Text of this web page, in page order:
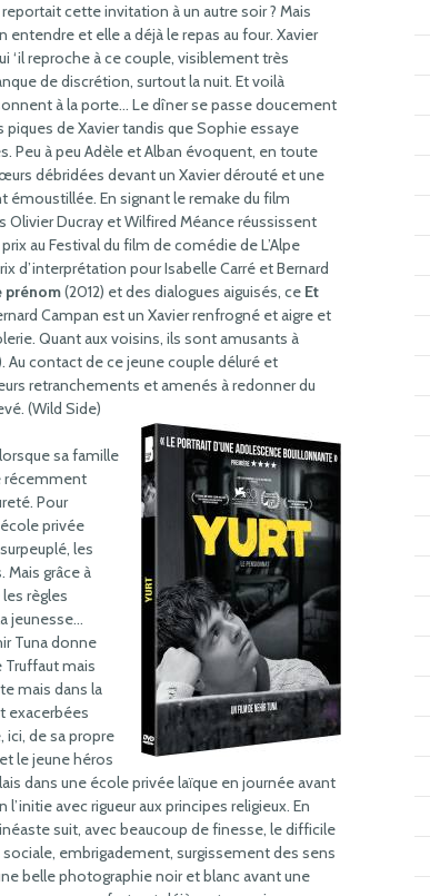
cette invitation à un autre soir ? Mais
entendre et elle a déjà le repas au four. Xavier
‘il reproche à ce couple, visiblement très
de discrétion, surtout la nuit. Et voilà
à la porte… Le dîner se passe doucement
de Xavier tandis que Sophie essaye
Peu à peu Adèle et Alban évoquent, en toute
débridées devant un Xavier dérouté et une
émoustillée. En signant le remake du film
Olivier Ducray et Wilfired Méance réussissent
au Festival du film de comédie de L’Alpe
d’interprétation pour Isabelle Carré et Bernard
prénom(2012) et des dialogues aiguisés, ce Et
Campan est un Xavier renfrogné et aigre et
Quant aux voisins, ils sont amusants à
Au contact de ce jeune couple déluré et
retranchements et amenés à redonner du
(Wild Side)
sa famille
récemment
Pour
privée
les
Mais grâce à
règles
jeunesse…
Tuna donne
Truffaut mais
mais dans la
exacerbées
ici, de sa propre
le jeune héros
dans une école privée laïque en journée avant
avec rigueur aux principes religieux. En
suit, avec beaucoup de finesse, le difficile
embrigadement, surgissement des sens
belle photographie noir et blanc avant une